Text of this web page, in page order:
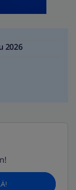
2026